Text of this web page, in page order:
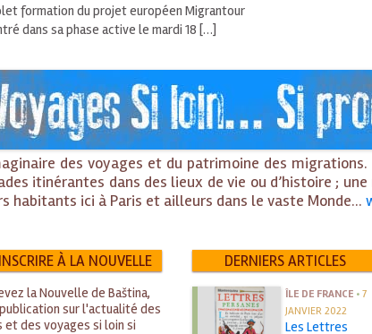
formation du projet européen Migrantour
dans sa phase active le mardi 18 […]
des voyages et du patrimoine des
itinérantes dans des lieux de vie ou d’histoire ;
habitants ici à Paris et ailleurs dans le vaste Monde...
À LA NOUVELLE
la Nouvelle de Baština,
sur l'actualité des
et des voyages si loin si
DERNIERS ARTICLES
ÎLE DE FRANCE •7
JANVIER 2022
Les Lettres